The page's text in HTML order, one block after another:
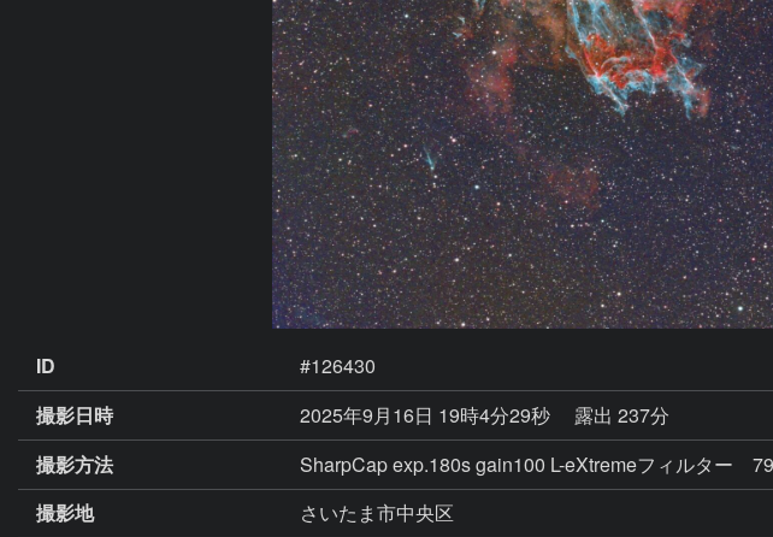
ID
#126430
撮影日時
2025年9月16日 19時4分29秒
露出 237分
撮影方法
SharpCap exp.180s gain100 L-eXtremeフィルター
撮影地
さいたま市中央区